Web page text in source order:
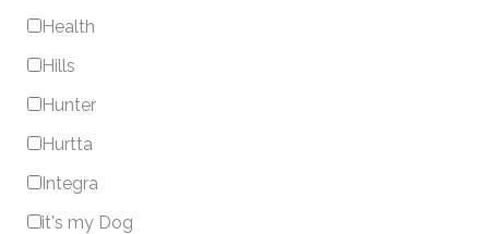
Health
Hills
Hunter
Hurtta
Integra
it's my Dog